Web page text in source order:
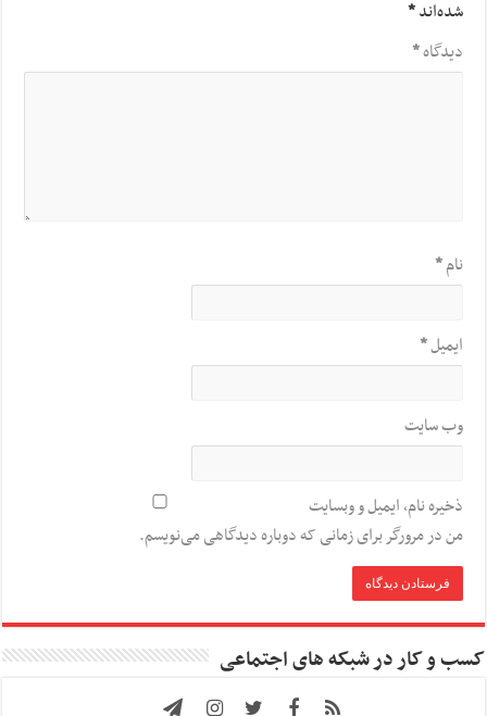
شده‌اند*
دیدگاه*
نام*
ایمیل*
وب‌ سایت
ذخیره نام، ایمیل و وبسایت
من در مرورگر برای زمانی که دوباره دیدگاهی می‌نویسم.
کسب و کار در شبکه های اجتماعی